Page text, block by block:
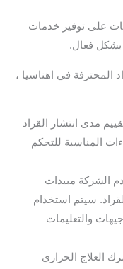
على توفير خدمات
بشكل فعال.
المحترفة في اهناسيا ،
مدى انتشار القراد
المناسبة للتحكم
الشركة مبيدات
سيتم استخدام
والتعليمات
العلاج الحراري